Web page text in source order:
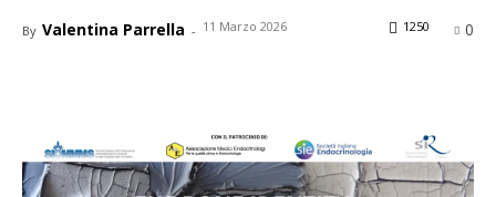
By Valentina Parrella - 11 Marzo 2026 0
1250